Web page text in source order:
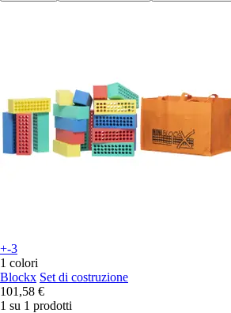
+-3
1 colori
Blockx Set di costruzione
101,58 €
1 su 1 prodotti